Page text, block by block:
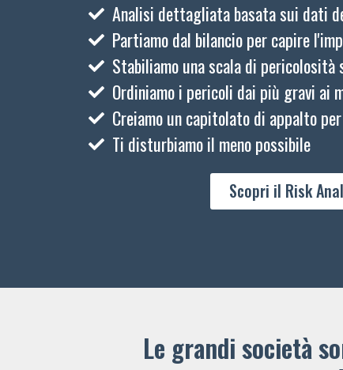
Analisi dettagliata basata sui dati
Partiamo dal bilancio per capire
Stabiliamo una scala di pericolosità
Ordiniamo i pericoli dai più gravi ai
Creiamo un capitolato di appalto
Ti disturbiamo il meno possibile
Scopri il Risk
Le grandi società